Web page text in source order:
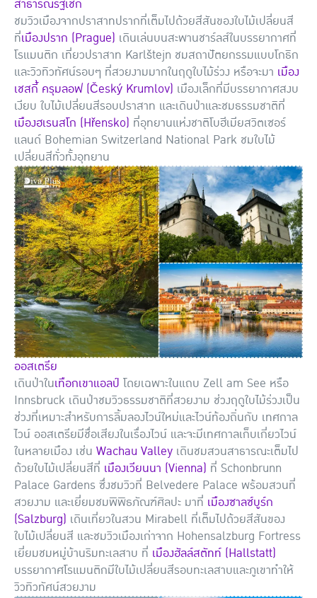
สาธารณรัฐเช็ก
ชมวิวเมืองจากปราสาทปรากที่เต็มไปด้วยสีสันของใบไม้เปลี่ยนสี
ที่เมืองปราก (Prague) เดินเล่นบนสะพานชาร์ลส์ในบรรยากาศที่
โรแมนติก เที่ยวปราสาท Karlštejn ชมสถาปัตยกรรมแบบโกธิก
และวิวทิวทัศน์รอบๆ ที่สวยงามมากในฤดูใบไม้ร่วง หรือจะมา เมือง
เชสกี้ ครุมลอฟ (Český Krumlov) เมืองเล็กที่มีบรรยากาศสงบ
เงียบ ใบไม้เปลี่ยนสีรอบปราสาท และเดินป่าและชมธรรมชาติที่
เมืองฮเรนสโก (Hřensko) ที่อุทยานแห่งชาติโบฮีเมียสวิตเซอร์
แลนด์ Bohemian Switzerland National Park ชมใบไม้
เปลี่ยนสีทั่วทั้งอุทยาน
ออสเตรีย
เดินป่าในเทือกเขาแอลป์ โดยเฉพาะในแถบ Zell am See หรือ
Innsbruck เดินป่าชมวิวธรรมชาติที่สวยงาม ช่วงฤดูใบไม้ร่วงเป็น
ช่วงที่เหมาะสำหรับการลิ้มลองไวน์ใหม่และไวน์ท้องถิ่นกับ เทศกาล
ไวน์ ออสเตรียมีชื่อเสียงในเรื่องไวน์ และจะมีเทศกาลเก็บเกี่ยวไวน์
ในหลายเมือง เช่น Wachau Valley เดินชมสวนสาธารณะเต็มไป
ด้วยใบไม้เปลี่ยนสีที่ เมืองเวียนนา (Vienna) ที่ Schonbrunn
Palace Gardens ซึ่งชมวิวที่ Belvedere Palace พร้อมสวนที่
สวยงาม และเยี่ยมชมพิพิธภัณฑ์ศิลปะ มาที่ เมืองซาลซ์บูร์ก
(Salzburg) เดินเที่ยวในสวน Mirabell ที่เต็มไปด้วยสีสันของ
ใบไม้เปลี่ยนสี และชมวิวเมืองเก่าจาก Hohensalzburg Fortress
เยี่ยมชมหมู่บ้านริมทะเลสาบ ที่ เมืองฮัลล์สตัทท์ (Hallstatt)
บรรยากาศโรแมนติกมีใบไม้เปลี่ยนสีรอบทะเลสาบและภูเขาทำให้
วิวทิวทัศน์สวยงาม